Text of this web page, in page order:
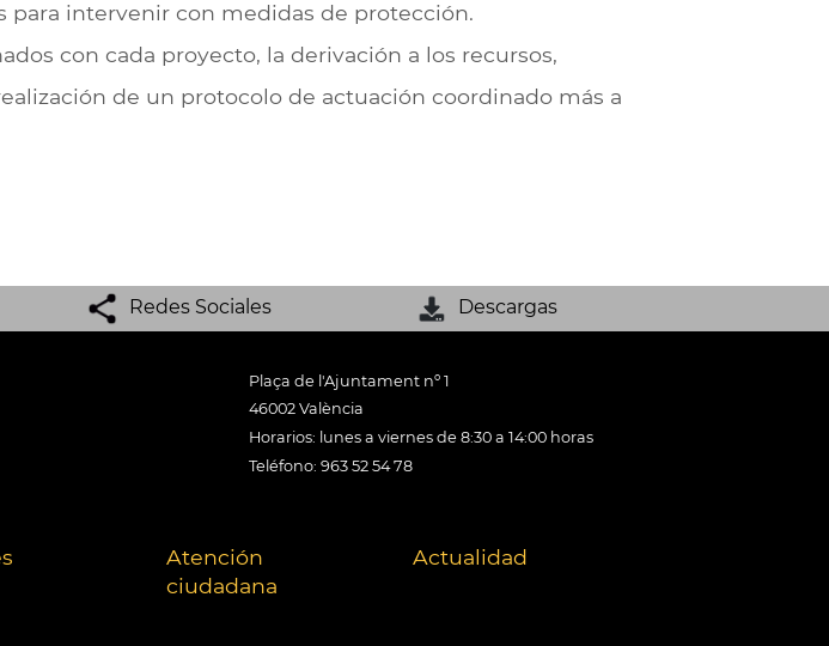
intervenir con medidas de protección.
con cada proyecto, la derivación a los recursos,
de un protocolo de actuación coordinado más a
Redes Sociales Descargas
Plaça de l'Ajuntament nº 1
46002 València
Horarios: lunes a viernes de 8:30 a 14:00 horas
Teléfono: 963 52 54 78
Atención
ciudadana
Actualidad